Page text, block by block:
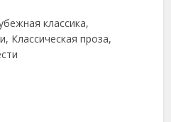
классика,
Классическая проза,